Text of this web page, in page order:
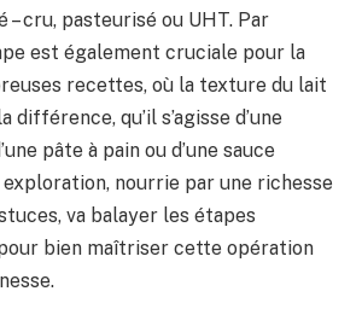
cru, pasteurisé ou UHT. Par
est également cruciale pour la
recettes, où la texture du lait
qu’il s’agisse d’une
pâte à pain ou d’une sauce
nourrie par une richesse
va balayer les étapes
bien maîtriser cette opération